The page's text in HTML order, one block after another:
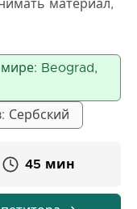
материал,
без
быть
и
и наполнено
карточки,
Beograd,
Сербский
45 мин